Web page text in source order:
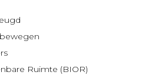
Ruimte (BIOR)